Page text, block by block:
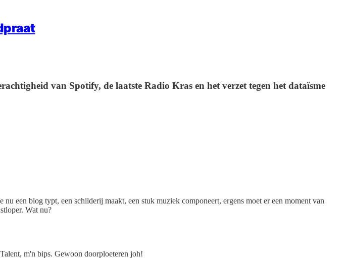
van Spotify, de laatste Radio Kras en het verzet tegen het dataïsme
een blog typt, een schilderij maakt, een stuk muziek componeert, ergens moet er een moment van
Wat nu?
m'n bips. Gewoon doorploeteren joh!